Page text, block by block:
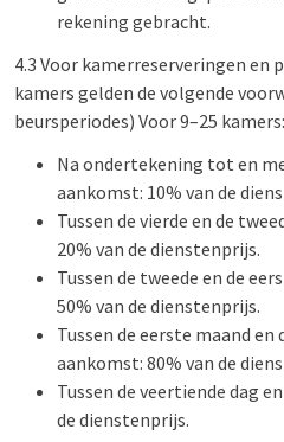
rekening gebracht.
4.3 Voor kamerreserveringen en
kamers gelden de volgende
beursperiodes) Voor 9–25 kamers:
Na ondertekening tot en
aankomst: 10% van de
Tussen de vierde en de
20% van de dienstenprijs.
Tussen de tweede en de
50% van de dienstenprijs.
Tussen de eerste maand
aankomst: 80% van de
Tussen de veertiende dag
de dienstenprijs.